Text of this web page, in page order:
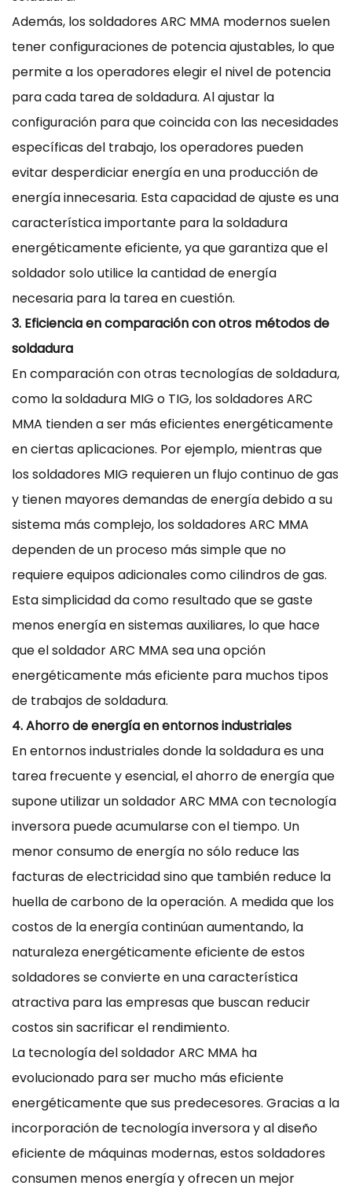
Además, los soldadores ARC MMA modernos suelen
tener configuraciones de potencia ajustables, lo que
permite a los operadores elegir el nivel de potencia
para cada tarea de soldadura. Al ajustar la
configuración para que coincida con las necesidades
específicas del trabajo, los operadores pueden
evitar desperdiciar energía en una producción de
energía innecesaria. Esta capacidad de ajuste es una
característica importante para la soldadura
energéticamente eficiente, ya que garantiza que el
soldador solo utilice la cantidad de energía
necesaria para la tarea en cuestión.
3. Eficiencia en comparación con otros métodos de
soldadura
En comparación con otras tecnologías de soldadura,
como la soldadura MIG o TIG, los soldadores ARC
MMA tienden a ser más eficientes energéticamente
en ciertas aplicaciones. Por ejemplo, mientras que
los soldadores MIG requieren un flujo continuo de gas
y tienen mayores demandas de energía debido a su
sistema más complejo, los soldadores ARC MMA
dependen de un proceso más simple que no
requiere equipos adicionales como cilindros de gas.
Esta simplicidad da como resultado que se gaste
menos energía en sistemas auxiliares, lo que hace
que el soldador ARC MMA sea una opción
energéticamente más eficiente para muchos tipos
de trabajos de soldadura.
4. Ahorro de energía en entornos industriales
En entornos industriales donde la soldadura es una
tarea frecuente y esencial, el ahorro de energía que
supone utilizar un soldador ARC MMA con tecnología
inversora puede acumularse con el tiempo. Un
menor consumo de energía no sólo reduce las
facturas de electricidad sino que también reduce la
huella de carbono de la operación. A medida que los
costos de la energía continúan aumentando, la
naturaleza energéticamente eficiente de estos
soldadores se convierte en una característica
atractiva para las empresas que buscan reducir
costos sin sacrificar el rendimiento.
La tecnología del soldador ARC MMA ha
evolucionado para ser mucho más eficiente
energéticamente que sus predecesores. Gracias a la
incorporación de tecnología inversora y al diseño
eficiente de máquinas modernas, estos soldadores
consumen menos energía y ofrecen un mejor